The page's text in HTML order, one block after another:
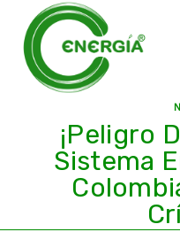
¡Peligro
Sistema